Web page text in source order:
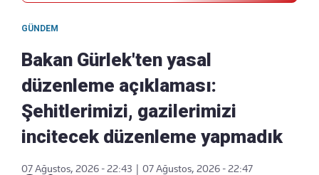
GÜNDEM
Bakan Gürlek'ten yasal
düzenleme açıklaması:
Şehitlerimizi, gazilerimizi
incitecek düzenleme yapmadık
07 Ağustos, 2026 - 22:43
07 Ağustos, 2026 - 22:47